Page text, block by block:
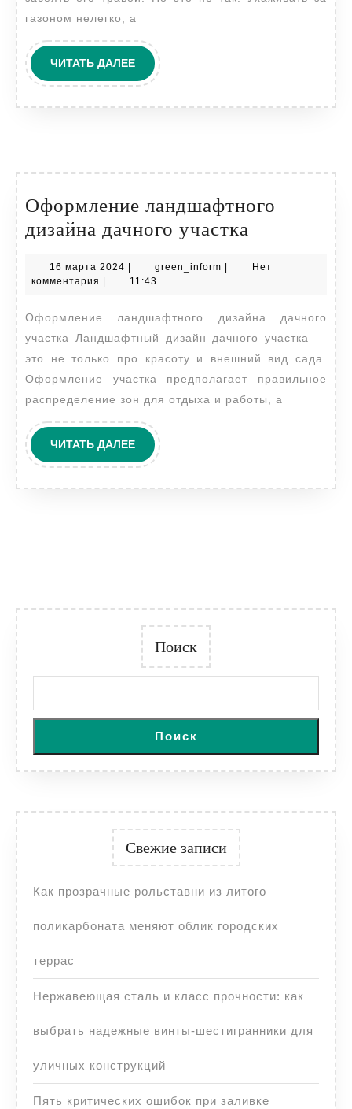
газоном нелегко, а
ЧИТАТЬ ДАЛЕЕЧИТАТЬ
ДАЛЕЕ
Оформление ландшафтного
дизайна дачного участка
дизайна
участка
16 марта 2024 16
марта
| green_inform green_inform
|
Нет
комментария | 11:43
Оформление ландшафтного дизайна дачного
участка Ландшафтный дизайн дачного участка —
это не только про красоту и внешний вид сада.
Оформление участка предполагает правильное
распределение зон для отдыха и работы, а
ЧИТАТЬ ДАЛЕЕЧИТАТЬ
ДАЛЕЕ
Поиск
Поиск
Свежие записи
Как прозрачные рольставни из литого
поликарбоната меняют облик городских
террас
Нержавеющая сталь и класс прочности: как
выбрать надежные винты-шестигранники для
уличных конструкций
Пять критических ошибок при заливке